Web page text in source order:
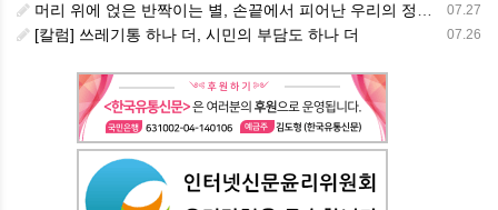
07.27
머리 위에 얹은 반짝이는 별, 손끝에서 피어난 우리의 정체성
07.26
[칼럼] 쓰레기통 하나 더, 시민의 부담도 하나 더